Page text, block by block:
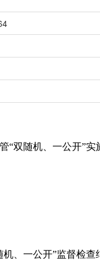
“双随机、一公开”
机、一公开”监督检查